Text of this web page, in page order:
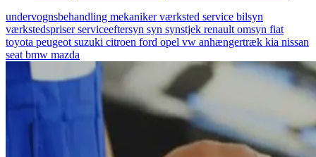
undervognsbehandling mekanikerværksted service bilsyn
værkstedspriserserviceeftersyn syn synstjek renault omsyn fiat
toyota peugeot suzuki citroen ford opel vw anhængertræk kia nissan
seat bmw mazda